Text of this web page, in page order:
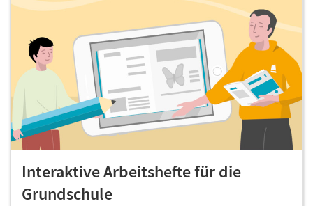
Interaktive Arbeitshefte für die
Grundschule